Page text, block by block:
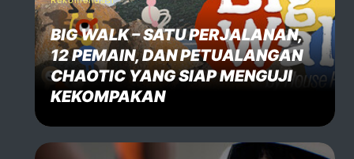
BIG WALK – SATU PERJALANAN,
12 PEMAIN, DAN PETUALANGAN
CHAOTIC YANG SIAP MENGUJI
KEKOMPAKAN